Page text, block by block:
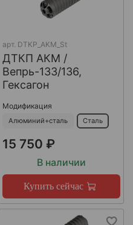
арт. DTKP_AKM_St
ДТКП АКМ /
Вепрь-133/136,
Гексагон
Модификация
Алюминий+сталь Сталь
15 750 ₽
В наличии
Купить сейчас